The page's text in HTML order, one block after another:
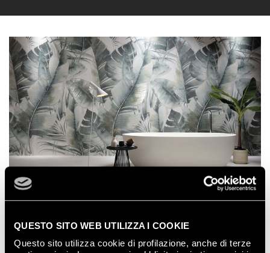
QUESTO SITO WEB UTILIZZA I COOKIE
Questo sito utilizza cookie di profilazione, anche di terze
motivi grafici e alla bellezza delle superfici 3D.